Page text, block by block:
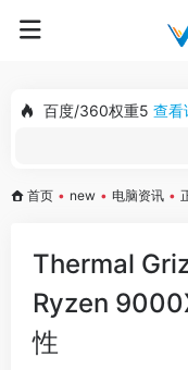
百度/360权重5 查看
首页 • new • 电脑资讯 •
Thermal
Ryzen
性